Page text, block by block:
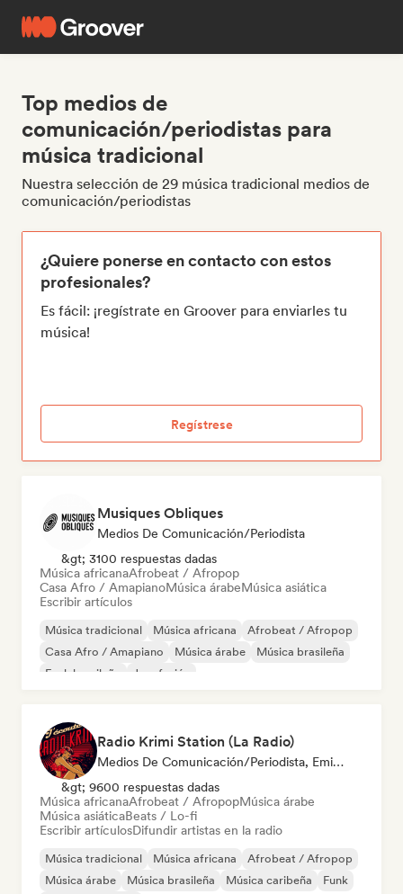
Top medios de
comunicación/periodistas para
música tradicional
Nuestra selección de 29 música tradicional medios de
comunicación/periodistas
¿Quiere ponerse en contacto con estos
profesionales?
Es fácil: ¡regístrate en Groover para enviarles tu
música!
Regístrese
Musiques Obliques
Medios De Comunicación/Periodista
&gt; 3100 respuestas dadas
Música africanaAfrobeat / Afropop
Casa Afro / AmapianoMúsica árabeMúsica asiática
Escribir artículos
Música tradicional Música africana
Afrobeat / Afropop
Casa Afro / Amapiano
Música árabe
Música brasileña
Funk brasileño
Jazz fusión
Radio Krimi Station (La Radio)
Medios De Comunicación/Periodista, Emisoras De Radio
&gt; 9600 respuestas dadas
Música africanaAfrobeat / AfropopMúsica árabe
Música asiáticaBeats / Lo-fi
Escribir artículosDifundir artistas en la radio
Música tradicional Música africana
Afrobeat / Afropop
Música árabe
Música brasileña Música caribeña
Funk